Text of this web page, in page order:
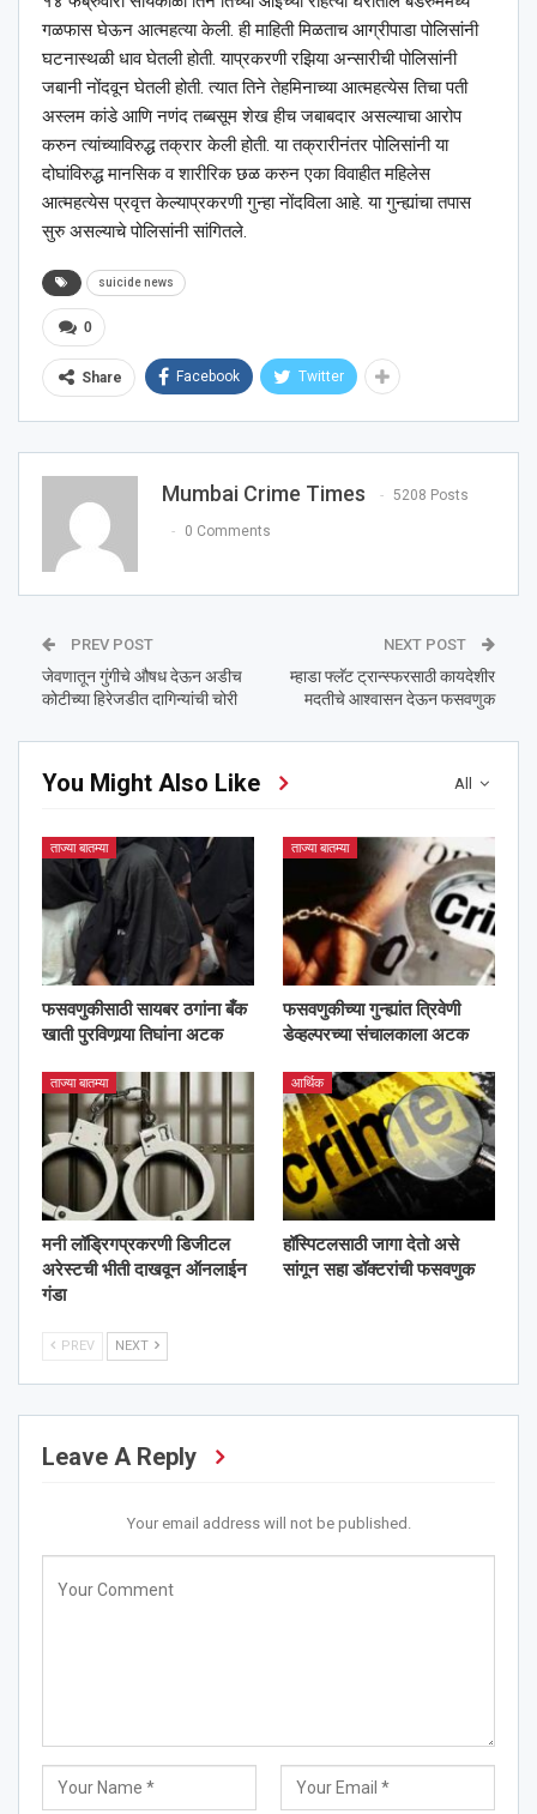
गळफास घेऊन आत्महत्या केली. ही माहिती मिळताच आग्रीपाडा पोलिसांनी
घटनास्थळी धाव घेतली होती. याप्रकरणी रझिया अन्सारीची पोलिसांनी
जबानी नोंदवून घेतली होती. त्यात तिने तेहमिनाच्या आत्महत्येस तिचा पती
अस्लम कांडे आणि नणंद तब्बसूम शेख हीच जबाबदार असल्याचा आरोप
करुन त्यांच्याविरुद्ध तक्रार केली होती. या तक्रारीनंतर पोलिसांनी या
दोघांविरुद्ध मानसिक व शारीरिक छळ करुन एका विवाहीत महिलेस
आत्महत्येस प्रवृत्त केल्याप्रकरणी गुन्हा नोंदविला आहे. या गुन्ह्यांचा तपास
सुरु असल्याचे पोलिसांनी सांगितले.
suicide news
0
Share Facebook Twitter
Mumbai Crime Times 5208 Posts
0 Comments
PREV POST
जेवणातून गुंगीचे औषध देऊन अडीच
कोटीच्या हिरेजडीत दागिन्यांची चोरी
NEXT POST
म्हाडा फ्लॅट ट्रान्स्फरसाठी कायदेशीर
मदतीचे आश्‍वासन देऊन फसवणुक
All
You Might Also Like
ताज्या बातम्या
फसवणुकीसाठी सायबर ठगांना बँक
खाती पुरविणार्‍या तिघांना अटक
ताज्या बातम्या
फसवणुकीच्या गुन्ह्यांत त्रिवेणी
डेव्हल्परच्या संचालकाला अटक
ताज्या बातम्या
मनी लॉड्रिगप्रकरणी डिजीटल
अरेस्टची भीती दाखवून ऑनलाईन
गंडा
आर्थिक
हॉस्पिटलसाठी जागा देतो असे
सांगून सहा डॉक्टरांची फसवणुक
PREV NEXT
Leave A Reply
Your email address will not be published.